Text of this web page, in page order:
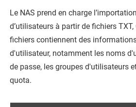
Le NAS prend en charge
d’utilisateurs à partir de fichiers TXT,
fichiers contiennent des
d'utilisateur, notamment les noms
de passe, les groupes d'utilisateurs
quota.